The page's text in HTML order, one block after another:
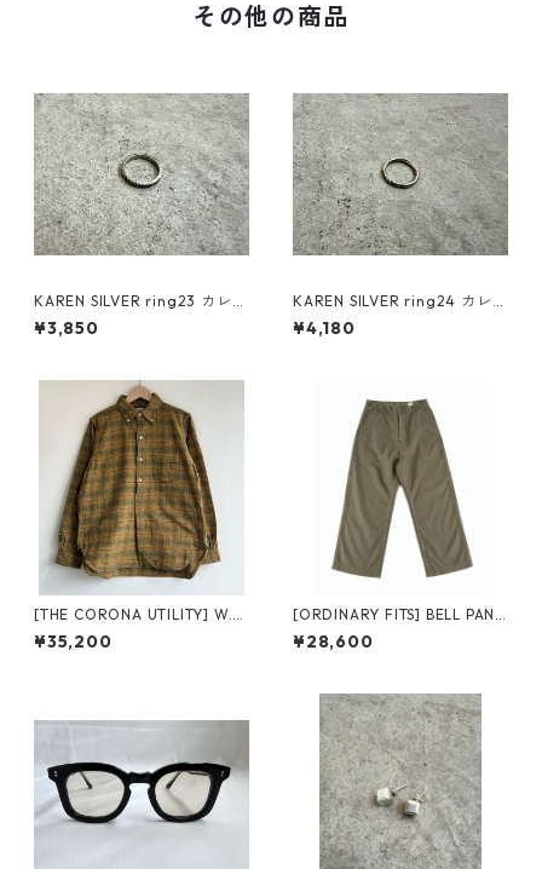
その他の商品
KAREN SILVER ring23 カレン
シルバー リング
¥3,850
KAREN SILVER ring24 カレン
シルバー リング
¥4,180
[THE CORONA UTILITY] W.C.
W. SHIRT PULLOVER CS005
khaki/green ザコロナユーテ
¥35,200
[ORDINARY FITS] BELL PANT
S 180OD オーディナリーフィ
ッツ ベルパンツ オリーブ
¥28,600